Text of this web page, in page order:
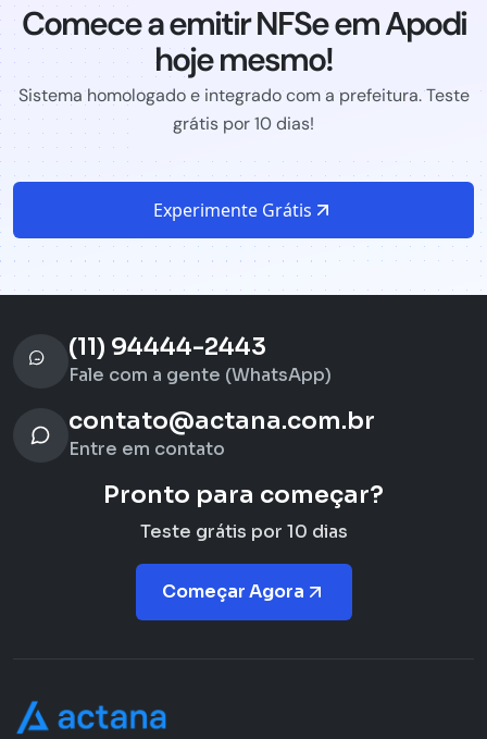
Comece a emitir NFSe em Apodi
hoje mesmo!
Sistema homologado e integrado com a prefeitura. Teste
grátis por 10 dias!
Experimente Grátis
(11) 94444-2443
Fale com a gente (WhatsApp)
contato@actana.com.br
Entre em contato
Pronto para começar?
Teste grátis por 10 dias
Começar Agora